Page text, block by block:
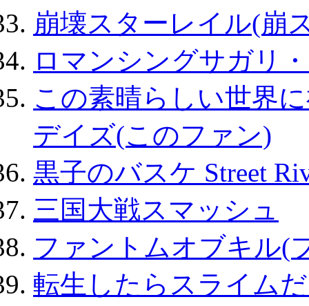
崩壊スターレイル(崩
ロマンシングサガリ
この素晴らしい世界
デイズ(このファン)
黒子のバスケ Street
三国大戦スマッシュ
ファントムオブキル(
転生したらスライム